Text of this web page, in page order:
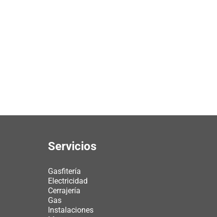
Servicios
Gasfitería
Electricidad
Cerrajería
Gas
Instalaciones